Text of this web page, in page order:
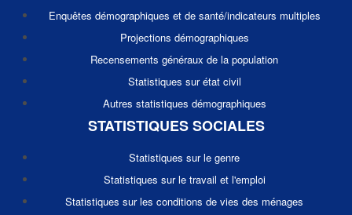
Enquêtes démographiques et de santé/indicateurs multiples
Projections démographiques
Recensements généraux de la population
Statistiques sur état civil
Autres statistiques démographiques
STATISTIQUES SOCIALES
Statistiques sur le genre
Statistiques sur le travail et l'emploi
Statistiques sur les conditions de vies des ménages